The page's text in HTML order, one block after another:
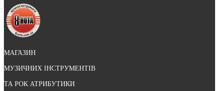
МАГАЗИН
МУЗИЧНИХ ІНСТРУМЕНТІВ
ТА РОК АТРИБУТИКИ